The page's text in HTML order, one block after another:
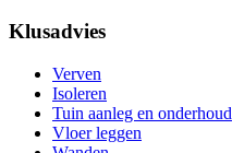
Klusadvies
Verven
Isoleren
Tuin aanleg en onderhoud
Vloer leggen